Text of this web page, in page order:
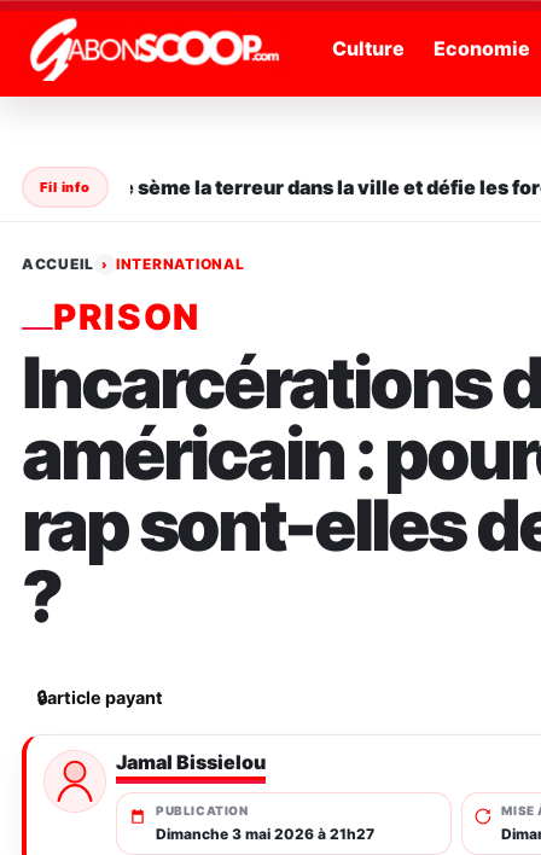
" /> Culture Economie
Fil info
en série sème la terreur dans la ville et défie les
ACCUEIL › INTERNATIONAL
PRISON
Incarcérations
américain :
rap sont-elles
?
🔒article payant
Jamal Bissielou
PUBLICATION
Dimanche 3 mai 2026 à 21h27
MISE